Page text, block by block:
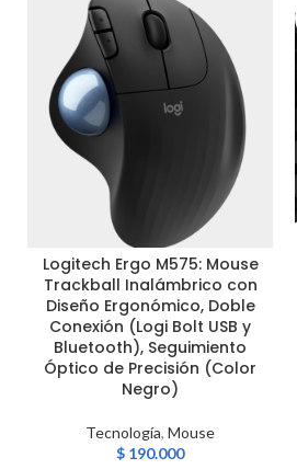
AÑADIR AL CARRITO
Logitech Ergo M575: Mouse
Trackball Inalámbrico con
Diseño Ergonómico, Doble
Conexión (Logi Bolt USB y
Bluetooth), Seguimiento
Óptico de Precisión (Color
Negro)
Tecnología,Mouse
$ 190.000